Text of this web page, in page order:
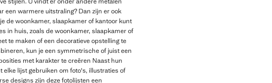
een warmere uitstraling? Dan zijn er ook
de woonkamer, slaapkamer of kantoor kunt
in huis, zoals de woonkamer, slaapkamer of
te maken of een decoratieve opstelling te
kun je een symmetrische of juist een
met karakter te creëren Naast hun
elke lijst gebruiken om foto's, illustraties of
designs zijn deze fotolijsten een